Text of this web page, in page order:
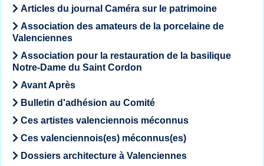
Articles du journal Caméra sur le patrimoine
Association des amateurs de la porcelaine de
Valenciennes
Association pour la restauration de la basilique
Notre-Dame du Saint Cordon
Avant Après
Bulletin d'adhésion au Comité
Ces artistes valenciennois méconnus
Ces valenciennois(es) méconnus(es)
Dossiers architecture à Valenciennes